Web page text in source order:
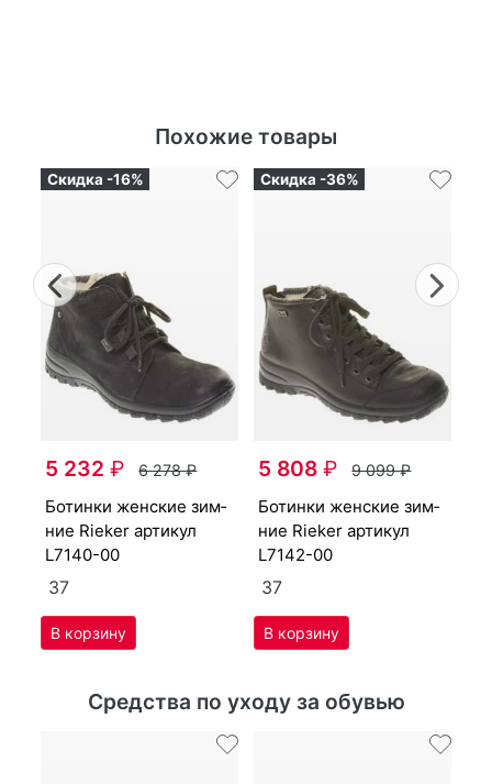
Похожие товары
Previous
Скидка -16%
5 232₽ 6 278₽
бо­тин­ки женс­кие зим­
ние Ri­eker артикул
L7140-00
37
Скидка -36%
5 808₽ 9 099₽
бо­тин­ки женс­кие зим­
ние Ri­eker артикул
L7142-00
37
Средства по уходу за обувью